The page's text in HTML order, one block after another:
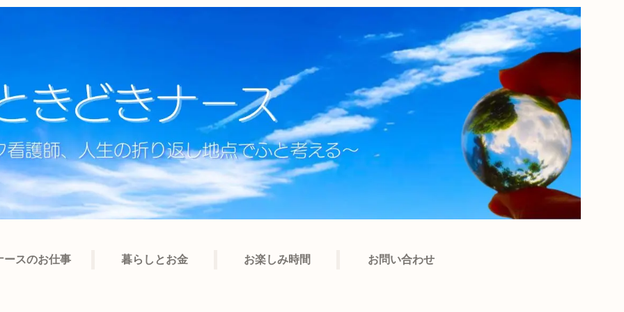
ースのお仕事 暮らしとお金 お楽しみ時間 お問い合わせ